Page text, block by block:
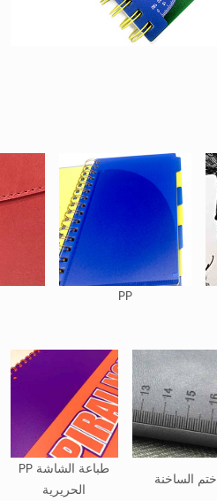
PP
PP طباعة الشاشة
الحريرية
ختم الساخنة